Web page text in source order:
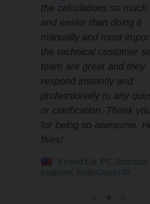
the calculations so
and easier than doing it
manually and most
the technical customer
team are great and they
respond instantly and
professionally to any
or clarification. Thank
for being so awesome.
fives!